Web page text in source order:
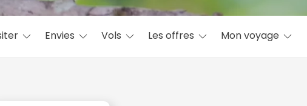
Envies Vols Les offres Mon voyage